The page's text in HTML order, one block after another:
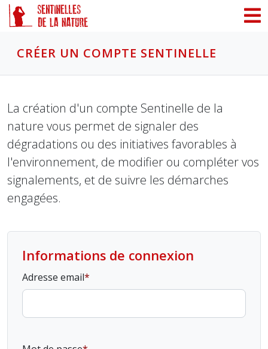
CRÉER UN COMPTE SENTINELLE
La création d'un compte Sentinelle de la
nature vous permet de signaler des
dégradations ou des initiatives favorables à
l'environnement, de modifier ou compléter vos
signalements, et de suivre les démarches
engagées.
Informations de connexion
Adresse email
Panneau de gestion des cookies